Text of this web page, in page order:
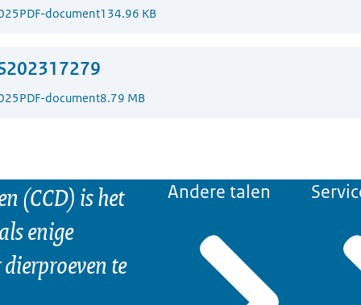
PDF-document134.96 KB
PDF-document8.79 MB
(CCD) is het
enige
te
Andere talen